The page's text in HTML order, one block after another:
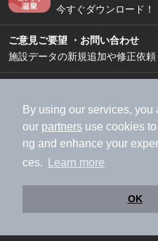
By using our services, you
our partners use cookies
ng and enhance your
ces.
Learn more
OK
今すぐダウンロード！
ご意見ご要望 ・お問い合わせ
施設データの新規追加や修正依頼
加盟店募集（資料請
利用規約
ライフス
特定商取引法に基づく
運営会社